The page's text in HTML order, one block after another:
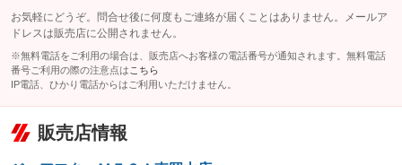
お気軽にどうぞ。問合せ後に何度もご連絡が届くことはありません。メールア
ドレスは販売店に公開されません。
※無料電話をご利用の場合は、販売店へお客様の電話番号が通知されます。無料電話
番号ご利用の際の注意点は こちら
IP電話、ひかり電話からはご利用いただけません。
販売店情報